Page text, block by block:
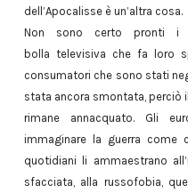
dell’Apocalisse è un’altra cosa.
Non sono certo pronti i
bolla televisiva che fa loro
consumatori che sono stati
stata ancora smontata, perciò
rimane annacquato. Gli
immaginare la guerra come
quotidiani li ammaestrano
sfacciata, alla russofobia,